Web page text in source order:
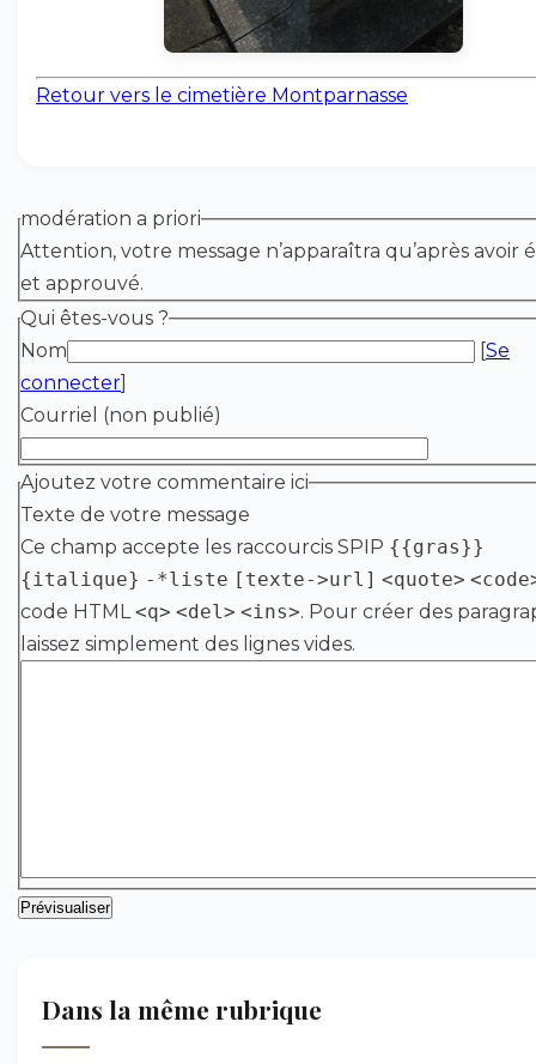
Retour vers le cimetière Montparnasse
modération a priori
Attention, votre message n’apparaîtra qu’après avoir
et approuvé.
Qui êtes-vous ?
Nom
[Se
connecter]
Courriel (non publié)
Ajoutez votre commentaire ici
Texte de votre message
Ce champ accepte les raccourcis SPIP {{gras}}
{italique} -*liste [texte->url] <quote>
code HTML<q> <del> <ins>. Pour créer des
laissez simplement des lignes vides.
Dans la même rubrique